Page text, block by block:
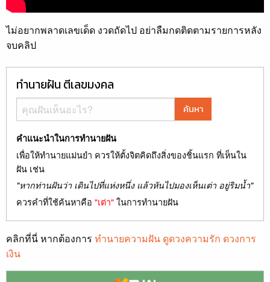
ไม่อยากพลาดเลขเด็ด งวดถัดไป อย่าลืมกดติดตามรายการหลัง
จบคลิป
ทำนายฝัน ตีเลขมงคล
ค้นหา
คำแนะนำในการทำนายฝัน
เพื่อให้ทำนายแม่นยำ ควรให้ตั้งจิตคิดถึงสิ่งของชิ้นแรก ที่เห็นใน
ฝัน เช่น
"หากท่านฝันว่า เดินไปที่แห่งหนึ่ง แล้วหันไปมองเห็นเต่า อยู่ริมน้ำ"
ควรคำที่ใช้ค้นหาคือ "เต่า"ในการทำนายฝัน
คลิกที่นี่ หากต้องการ ทำนายความฝัน ดูดวงความรัก ดวงการ
เงิน